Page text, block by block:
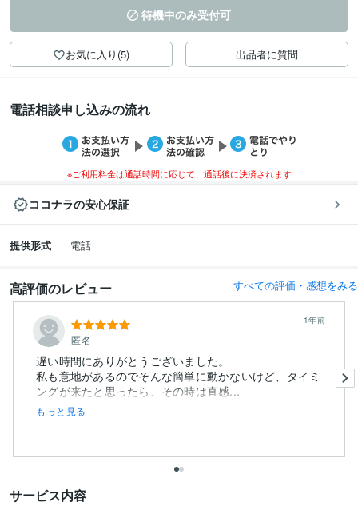
待機中のみ受付可
お気に入り(5) 出品者に質問
電話相談申し込みの流れ
※ご利用料金は通話時間に応じて、通話後に決済されます
ココナラの安心保証
提供形式 電話
高評価のレビュー すべての評価・感想をみる
匿名
1年前
遅い時間にありがとうございました。
私も意地があるのでそんな簡単に動かないけど、タイミ
ングが来たと思ったら、その時は直感...
もっと見る
サービス内容